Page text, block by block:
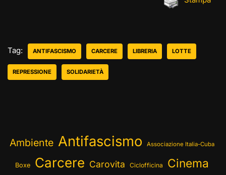
Tag: ANTIFASCISMO CARCERE LIBRERIA LOTTE
REPRESSIONE SOLIDARIETÀ
Ambiente Antifascismo Associazione Italia-Cuba
Boxe Carcere Carovita Ciclofficina Cinema